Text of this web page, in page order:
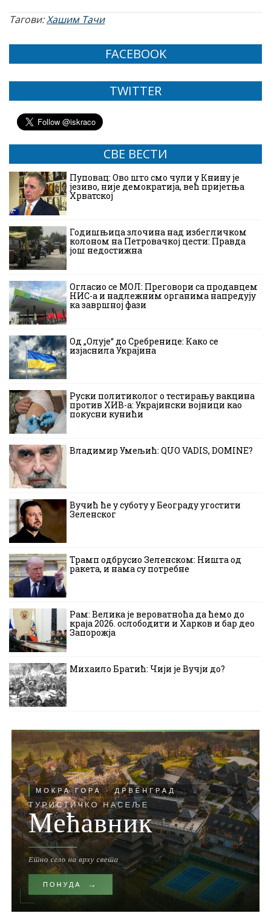
Тагови:Хашим Тачи
FACEBOOK
TWITTER
СВЕ ВЕСТИ
Пуповац: Ово што смо чули у Книну је
језиво, није демократија, већ пријетња
Хрватској
Годишњица злочина над избегличком
колоном на Петровачкој цести: Правда
још недостижна
Огласио се МОЛ: Преговори са продавцем
НИС-а и надлежним органима напредују
ка завршној фази
Од „Олује“ до Сребренице: Како се
изјаснила Украјина
Руски политиколог о тестирању вакцина
против ХИВ-а: Украјински војници као
покусни кунићи
Владимир Умељић: QUO VADIS, DOMINE?
Вучић ће у суботу у Београду угостити
Зеленског
Трамп одбрусио Зеленском: Ништа од
ракета, и нама су потребне
Рам: Велика је вероватноћа да ћемо до
краја 2026. ослободити и Харков и бар део
Запорожја
Михаило Братић: Чији је Вучји до?